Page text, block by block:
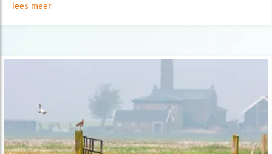
lees meer